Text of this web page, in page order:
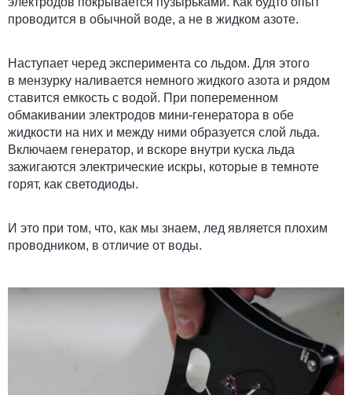
проводится в обычной воде, а не в жидком азоте.
Наступает черед эксперимента со льдом. Для этого
в мензурку наливается немного жидкого азота и рядом
ставится емкость с водой. При попеременном
обмакивании электродов мини-генератора в обе
жидкости на них и между ними образуется слой льда.
Включаем генератор, и вскоре внутри куска льда
зажигаются электрические искры, которые в темноте
горят, как светодиоды.
И это при том, что, как мы знаем, лед является плохим
проводником, в отличие от воды.